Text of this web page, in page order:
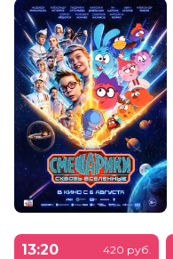
13:20
420 руб.